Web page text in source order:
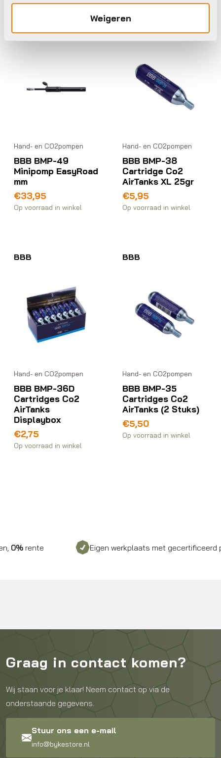
Weigeren
Hand- en CO2pompen
BBB BMP-49
Minipomp EasyRoad
mm
€33,95
Op voorraad in winkel
Hand- en CO2pompen
BBB BMP-38
Cartridge Co2
AirTanks XL 25gr
€5,95
Op voorraad in winkel
BBB
Hand- en CO2pompen
BBB BMP-36D
Cartridges Co2
AirTanks
Displaybox
€2,75
Op voorraad in winkel
BBB
Hand- en CO2pompen
BBB BMP-35
Cartridges Co2
AirTanks (2 Stuks)
€5,50
Op voorraad in winkel
Eigen werkplaats met gecertificeerd
Graag in contact komen?
Wij staan voor je klaar! Neem contact op via de
onderstaande gegevens.
Stuur ons een e-mail
info@bykestore.nl